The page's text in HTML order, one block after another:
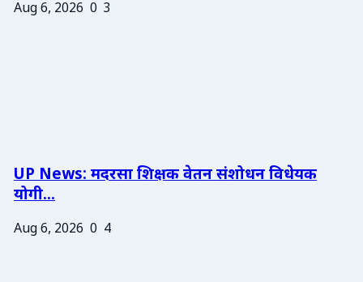
Aug 6, 2026 0 3
UP News: मदरसा शिक्षक वेतन संशोधन विधेयक
योगी...
Aug 6, 2026 0 4